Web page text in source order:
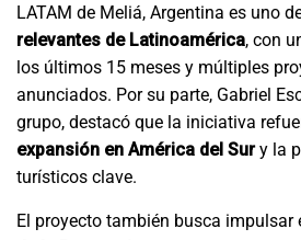
LATAM de Meliá, Argentina es uno
relevantes de Latinoamérica, con
los últimos 15 meses y múltiples
anunciados. Por su parte, Gabriel
grupo, destacó que la iniciativa
expansión en América del Sury la
turísticos clave.
El proyecto también busca impulsar